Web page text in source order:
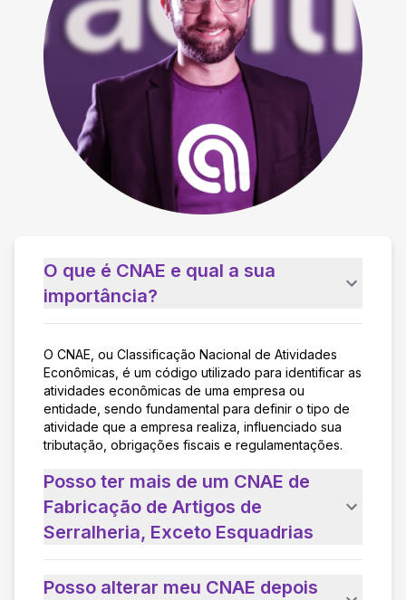
O que é CNAE e qual a sua
importância?
O CNAE, ou Classificação Nacional de Atividades
Econômicas, é um código utilizado para identificar as
atividades econômicas de uma empresa ou
entidade, sendo fundamental para definir o tipo de
atividade que a empresa realiza, influenciado sua
tributação, obrigações fiscais e regulamentações.
Posso ter mais de um CNAE de
Fabricação de Artigos de
Serralheria, Exceto Esquadrias
Posso alterar meu CNAE depois